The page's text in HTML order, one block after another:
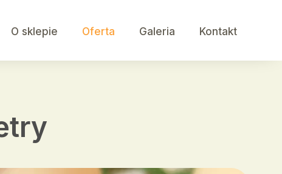
O sklepie Oferta Galeria Kontakt